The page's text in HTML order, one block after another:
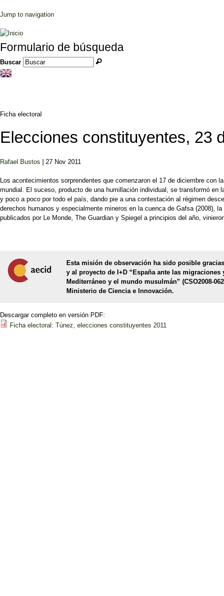
Jump to navigation
Formulario de búsqueda
Buscar
Ficha electoral
Elecciones constituyentes, 23
Rafael Bustos | 27 Nov 2011
Los acontecimientos sorprendentes que comenzaron el 17 de diciembre
mundial. El suceso, producto de una humillación individual, se transformó
y poco a poco por todo el país, dando pie a una contestación al régimen
derechos humanos y especialmente mineros en la cuenca de Gafsa (2008),
publicados por Le Monde, The Guardian y Spiegel a principios del año,
Esta misión de observación ha sido posible
y al proyecto de I+D “España ante las migraciones
Mediterráneo y el mundo musulmán” (CSO2008-
Ministerio de Ciencia e Innovación.
Descargar completo en versión PDF:
Ficha electoral: Túnez, elecciones constituyentes 2011